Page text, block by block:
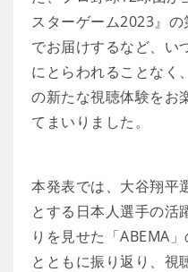
スターゲーム2023』
でお届けするなど、い
にとらわれることなく
の新たな視聴体験をお
てまいりました。
本発表では、大谷翔平
とする日本人選手の活
りを見せた「ABEMA
とともに振り返り、視